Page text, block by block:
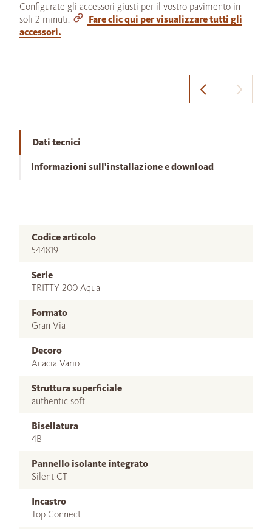
Configurate gli accessori giusti per il vostro pavimento in
soli 2 minuti.
Fare clic qui per visualizzare tutti gli
accessori.
Dati tecnici
Informazioni sull'installazione e download
Codice articolo
544819
Serie
TRITTY 200 Aqua
Formato
Gran Via
Decoro
Acacia Vario
Struttura superficiale
authentic soft
Bisellatura
4B
Pannello isolante integrato
Silent CT
Incastro
Top Connect